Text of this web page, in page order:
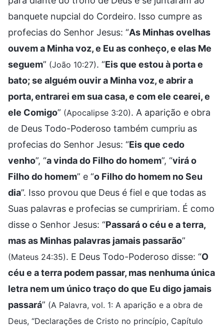
banquete nupcial do Cordeiro. Isso cumpre as
profecias do Senhor Jesus: “As Minhas ovelhas
ouvem a Minha voz, e Eu as conheço, e elas Me
seguem” (João 10:27). “Eis que estou à porta e
bato; se alguém ouvir a Minha voz, e abrir a
porta, entrarei em sua casa, e com ele cearei, e
ele Comigo” (Apocalipse 3:20). A aparição e obra
de Deus Todo-Poderoso também cumpriu as
profecias do Senhor Jesus: “Eis que cedo
venho”, “a vinda do Filho do homem”, “virá o
Filho do homem” e “o Filho do homem no Seu
dia”. Isso provou que Deus é fiel e que todas as
Suas palavras e profecias se cumpririam. É como
disse o Senhor Jesus: “Passará o céu e a terra,
mas as Minhas palavras jamais passarão”
(Mateus 24:35). E Deus Todo-Poderoso disse: “O
céu e a terra podem passar, mas nenhuma única
letra nem um único traço do que Eu digo jamais
passará” (A Palavra, vol. 1: A aparição e a obra de
Deus, “Declarações de Cristo no princípio, Capítulo